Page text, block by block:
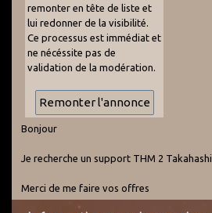
remonter en tête de liste et
lui redonner de la visibilité.
Ce processus est immédiat et
ne nécéssite pas de
validation de la modération.
Bonjour
Je recherche un support THM 2 Takahashi
Merci de me faire vos offres